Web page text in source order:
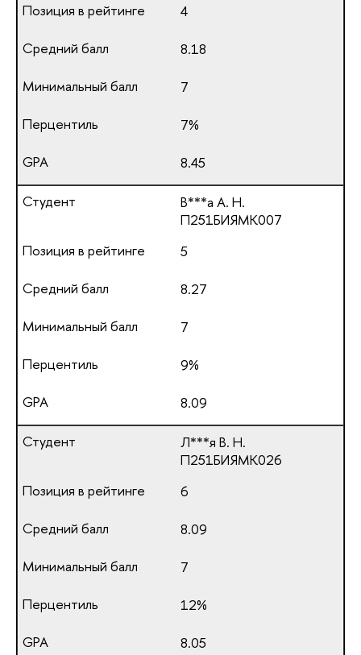
4
8.18
7
7%
8.45
В***а А. Н.
П251БИЯМК007
5
8.27
7
9%
8.09
Л***я В. Н.
П251БИЯМК026
6
8.09
7
12%
8.05